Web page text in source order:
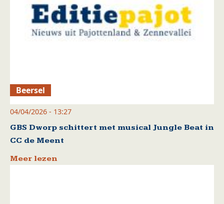
Beersel
04/04/2026 - 13:27
GBS Dworp schittert met musical Jungle Beat in
CC de Meent
Meer lezen